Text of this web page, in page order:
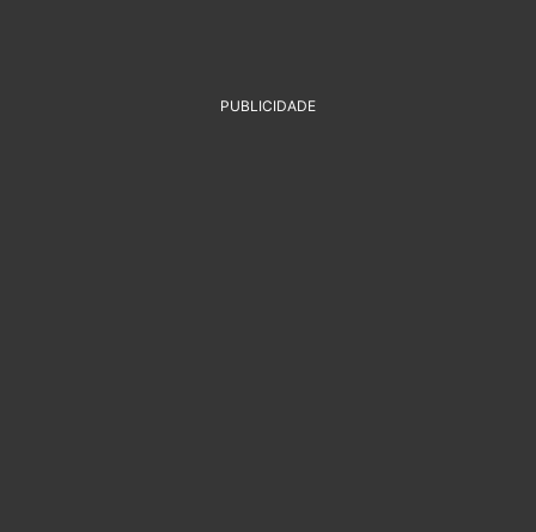
PUBLICIDADE